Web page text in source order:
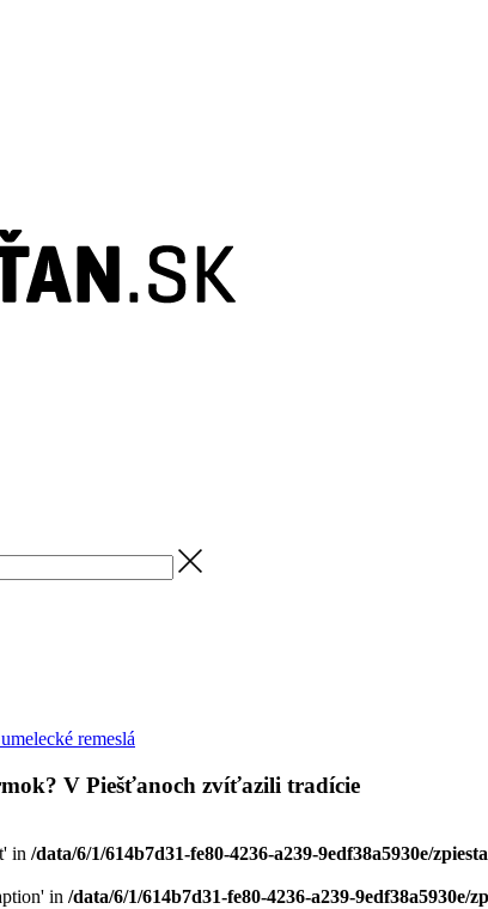
remeslá
V Piešťanoch zvíťazili tradície
in /data/6/1/614b7d31-fe80-4236-a239-9edf38a5930e/
in /data/6/1/614b7d31-fe80-4236-a239-